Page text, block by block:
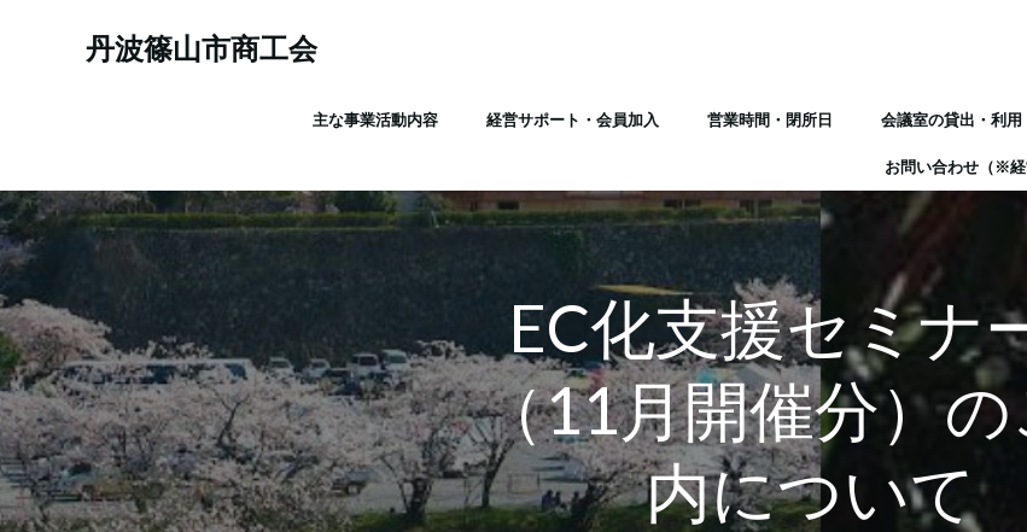
ス
キ
ッ
プ
丹波篠山市商工会
主な事業活動内容 経営サポート・会員加入 営業時間・閉所日 会議室の貸出・利用
お問い合わせ（※経
EC化支援セミナ
（11月開催分）の
内について